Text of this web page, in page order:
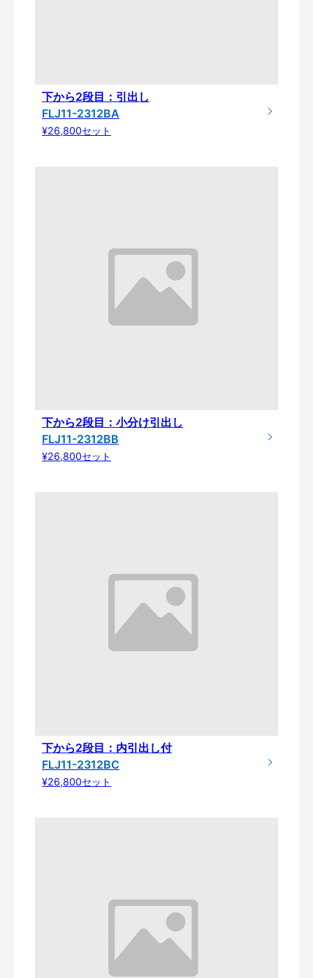
下から2段目：引出し
FLJ11-2312BA
¥26,800セット
下から2段目：小分け引出し
FLJ11-2312BB
¥26,800セット
下から2段目：内引出し付
FLJ11-2312BC
¥26,800セット